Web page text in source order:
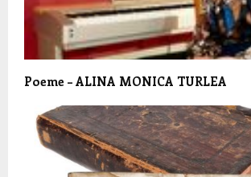
Poeme – ALINA MONICA TURLEA